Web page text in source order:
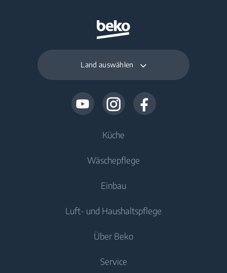
Land auswählen
Küche
Kühlen
Kühlschränke
Gefriergeräte
Einbau-Gefriergeräte
Wäschepflege
Freistehende Waschmaschinen
Einbau-Waschmaschinen
Waschtrockner
Einbau
Einbau-Kühlschränke
Einbau-Gefriergeräte
Luft- und Haushaltspflege
Mobile Klimageräte
Über Beko
Service